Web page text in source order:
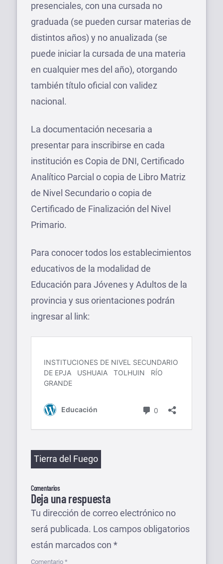
presenciales, con una cursada no
graduada (se pueden cursar materias de
distintos años) y no anualizada (se
puede iniciar la cursada de una materia
en cualquier mes del año), otorgando
también título oficial con validez
nacional.
La documentación necesaria a
presentar para inscribirse en cada
institución es Copia de DNI, Certificado
Analítico Parcial o copia de Libro Matriz
de Nivel Secundario o copia de
Certificado de Finalización del Nivel
Primario.
Para conocer todos los establecimientos
educativos de la modalidad de
Educación para Jóvenes y Adultos de la
provincia y sus orientaciones podrán
ingresar al link:
Etiquetas
Tierra del Fuego
Comentarios
Deja una respuesta
Tu dirección de correo electrónico no
será publicada. Los campos obligatorios
están marcados con *
Comentario *